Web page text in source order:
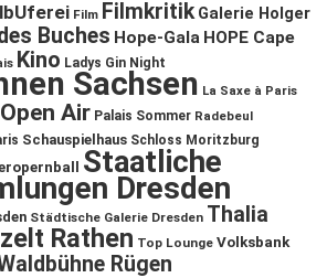
Film Filmkritik Galerie Holger
Buches Hope-Gala HOPE Cape
Kino Ladys Gin Night
Sachsen La Saxe à Paris
Open Air Palais Sommer Radebeul
Schauspielhaus Schloss Moritzburg
Staatliche
Dresden
Städtische Galerie Dresden Thalia
Rathen Top Lounge Volksbank
Rügen